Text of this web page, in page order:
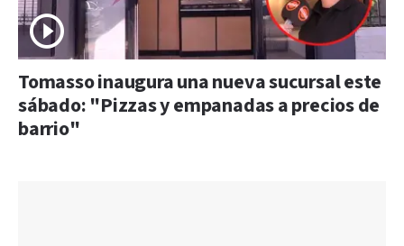
Tomasso inaugura una nueva sucursal este
sábado: "Pizzas y empanadas a precios de
barrio"